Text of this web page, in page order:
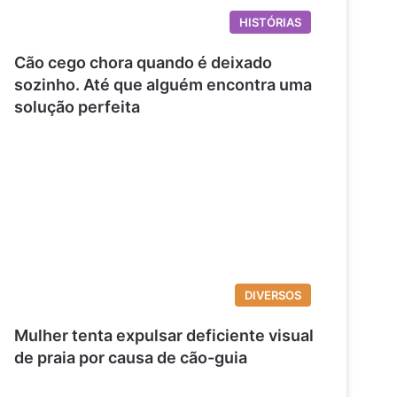
HISTÓRIAS
Cão cego chora quando é deixado
sozinho. Até que alguém encontra uma
solução perfeita
DIVERSOS
Mulher tenta expulsar deficiente visual
de praia por causa de cão-guia